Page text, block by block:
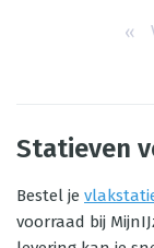
‹‹
Statieven
Bestel je
voorraad bij